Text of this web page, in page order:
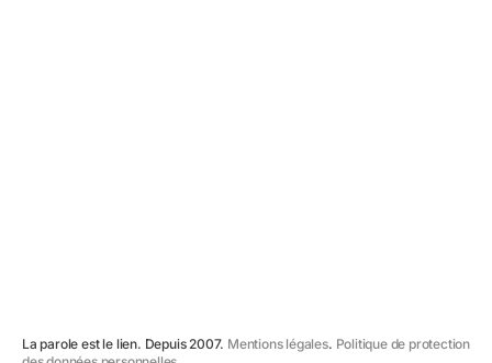
La parole est le lien. Depuis 2007. Mentions légales. Politique de protection